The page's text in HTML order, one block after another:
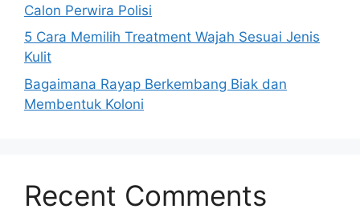
Calon Perwira Polisi
5 Cara Memilih Treatment Wajah Sesuai Jenis
Kulit
Bagaimana Rayap Berkembang Biak dan
Membentuk Koloni
Recent Comments